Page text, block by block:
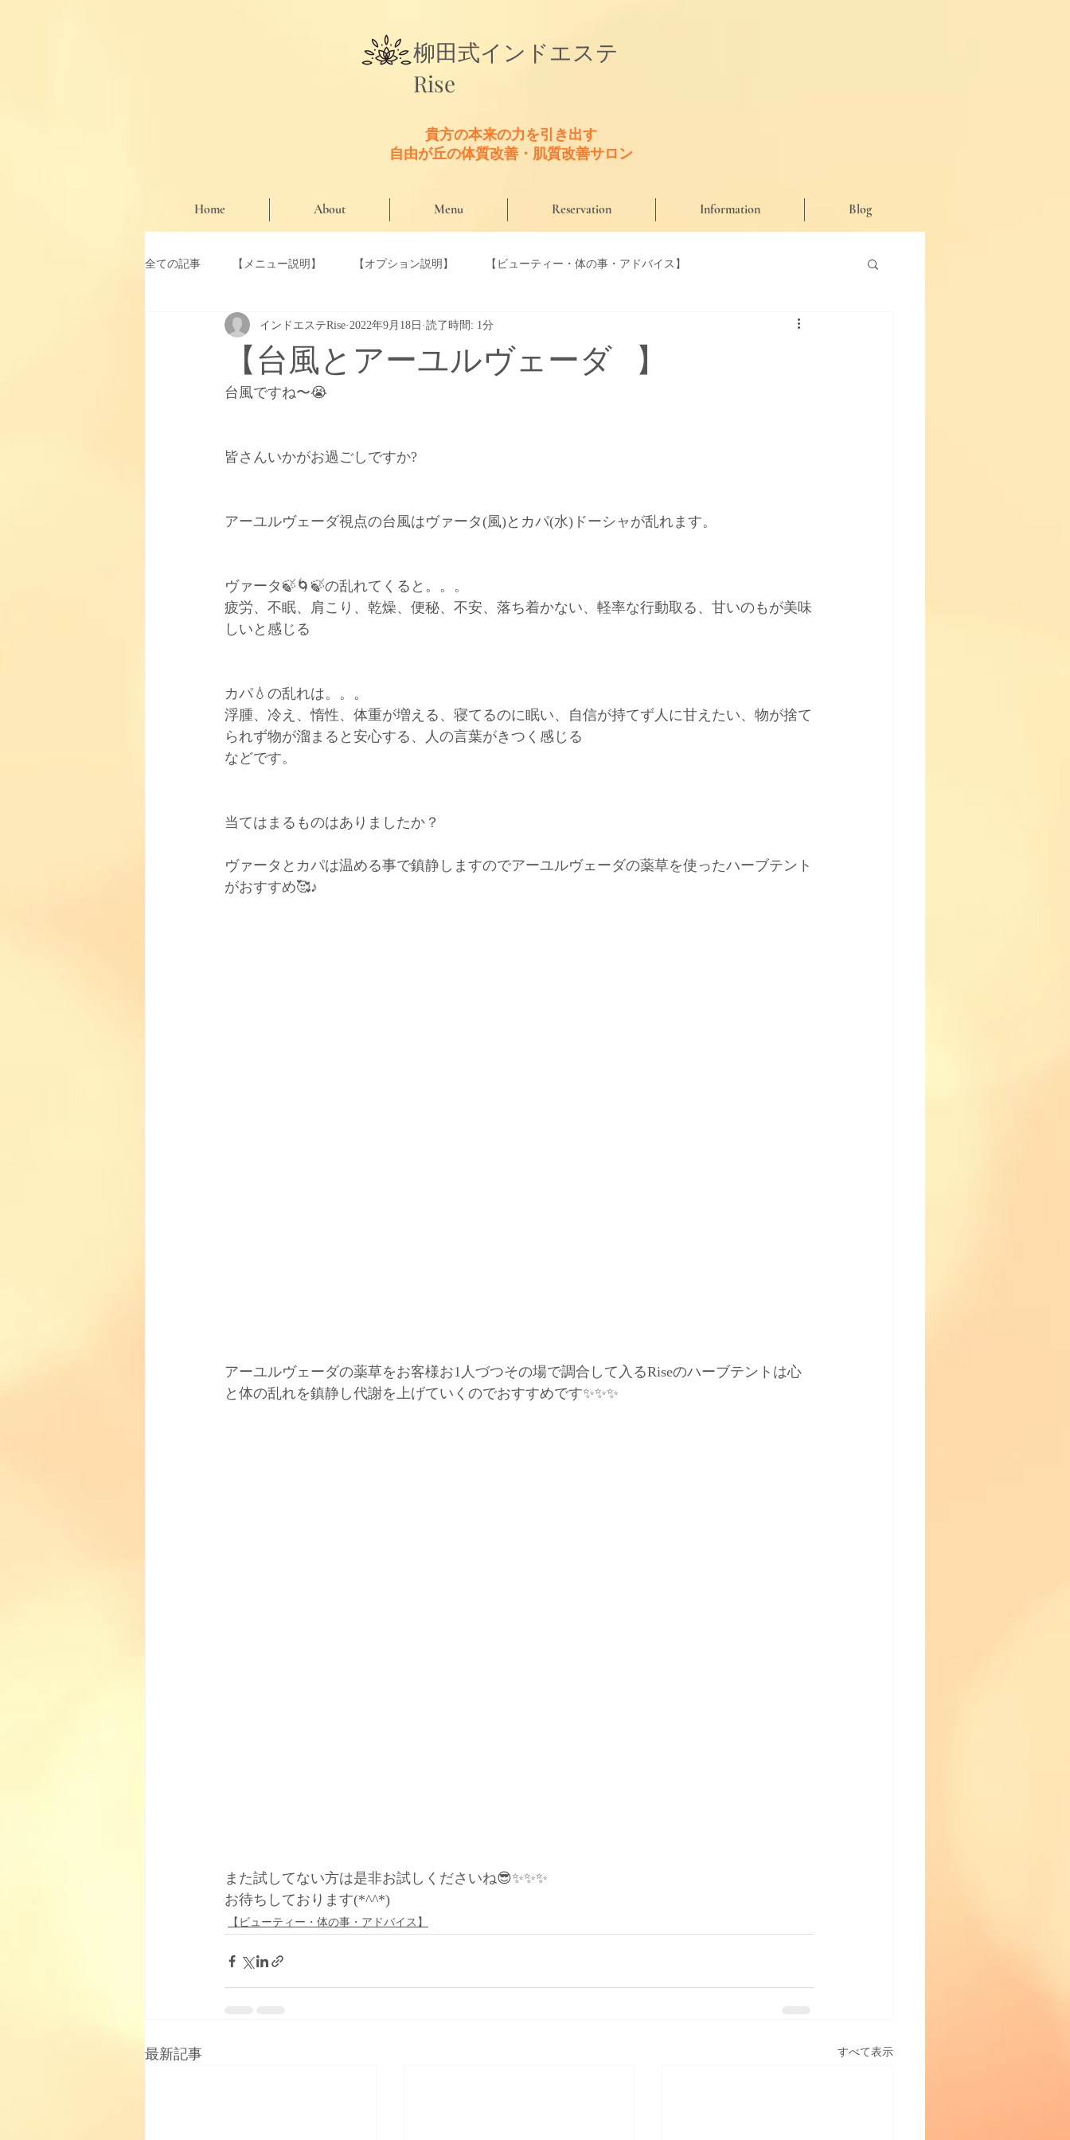
​柳田式インドエステ
Rise
貴方の本来の力を引き出す
​自由が丘の体質改善・肌質改善サロン
Home About Menu Reservation Information Blog
全ての記事 【メニュー説明】 【オプション説明】 【ビューティー・体の事・アドバイス】
【お知らせ・期間限定クーポン】 【口コミ】 【Riseのこだわり商材】
【取り扱い商品】
【柳田式インドエステについて】 【お得キャンペーン】
【台風とアーユルヴェーダ⠀】
インドエステRise 2022年9月18日 読了時間: 1分
台風ですね〜😭
皆さんいかがお過ごしですか?
アーユルヴェーダ視点の台風はヴァータ(風)とカパ(水)ドーシャが乱れます。
ヴァータ🍃🌀🍃の乱れてくると。。。
疲労、不眠、肩こり、乾燥、便秘、不安、落ち着かない、軽率な行動取る、甘いのもが美味
しいと感じる
カパ💧の乱れは。。。
浮腫、冷え、惰性、体重が増える、寝てるのに眠い、自信が持てず人に甘えたい、物が捨て
られず物が溜まると安心する、人の言葉がきつく感じる
などです。
当てはまるものはありましたか？
ヴァータとカパは温める事で鎮静しますのでアーユルヴェーダの薬草を使ったハーブテント
がおすすめ🥰♪
アーユルヴェーダの薬草をお客様お1人づつその場で調合して入るRiseのハーブテントは心
と体の乱れを鎮静し代謝を上げていくのでおすすめです✨✨✨
また試してない方は是非お試しくださいね😎✨✨✨
お待ちしております(*^^*)
【ビューティー・体の事・アドバイス】
最新記事 すべて表示